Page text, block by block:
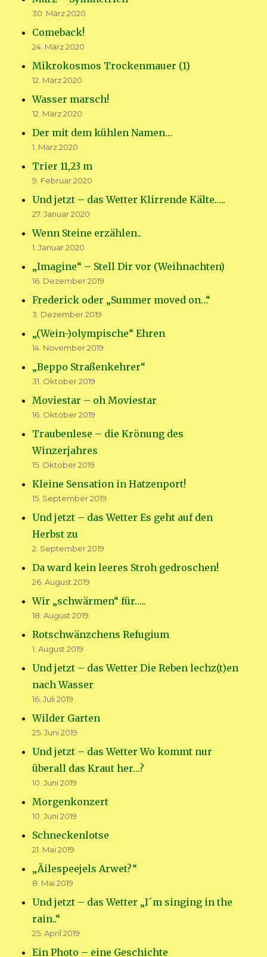
30. März 2020
Comeback!
24. März 2020
Mikrokosmos Trockenmauer (1)
12. März 2020
Wasser marsch!
12. März 2020
Der mit dem kühlen Namen…
1. März 2020
Trier 11,23 m
9. Februar 2020
Und jetzt – das Wetter Klirrende Kälte…..
27. Januar 2020
Wenn Steine erzählen..
1. Januar 2020
„Imagine“ – Stell Dir vor (Weihnachten)
16. Dezember 2019
Frederick oder „Summer moved on…“
3. Dezember 2019
„(Wein-)olympische“ Ehren
14. November 2019
„Beppo Straßenkehrer“
31. Oktober 2019
Moviestar – oh Moviestar
16. Oktober 2019
Traubenlese – die Krönung des
Winzerjahres
15. Oktober 2019
Kleine Sensation in Hatzenport!
15. September 2019
Und jetzt – das Wetter Es geht auf den
Herbst zu
2. September 2019
Da ward kein leeres Stroh gedroschen!
26. August 2019
Wir „schwärmen“ für…..
18. August 2019
Rotschwänzchens Refugium
1. August 2019
Und jetzt – das Wetter Die Reben lechz(t)en
nach Wasser
16. Juli 2019
Wilder Garten
25. Juni 2019
Und jetzt – das Wetter Wo kommt nur
überall das Kraut her…?
10. Juni 2019
Morgenkonzert
10. Juni 2019
Schneckenlotse
21. Mai 2019
„Äilespeejels Arwet?“
8. Mai 2019
Und jetzt – das Wetter „I´m singing in the
rain..“
25. April 2019
Ein Photo – eine Geschichte